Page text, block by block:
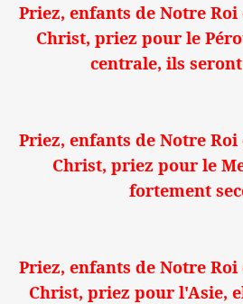
Priez, enfants de Notre Roi
Christ, priez pour le
centrale, ils seront
Priez, enfants de Notre Roi
Christ, priez pour le
fortement
Priez, enfants de Notre Roi
Christ, priez pour l'Asie,